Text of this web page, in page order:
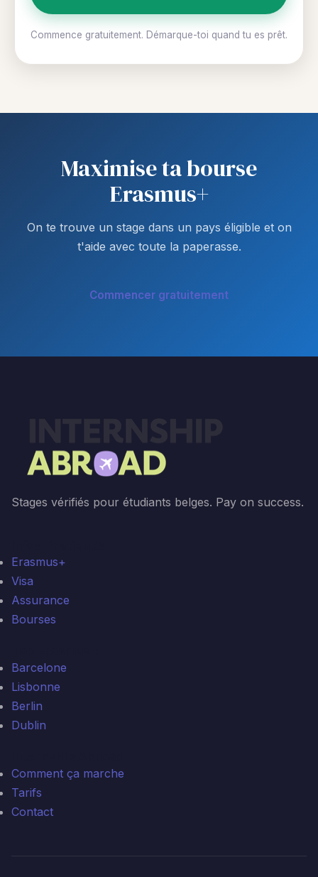
Commence gratuitement. Démarque-toi quand tu es prêt.
Maximise ta bourse
Erasmus+
On te trouve un stage dans un pays éligible et on
t'aide avec toute la paperasse.
Commencer gratuitement
Stages vérifiés pour étudiants belges. Pay on success.
Erasmus+
Visa
Assurance
Bourses
Barcelone
Lisbonne
Berlin
Dublin
Comment ça marche
Tarifs
Contact